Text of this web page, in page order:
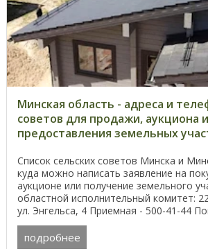
Минская область - адреса и
советов для продажи, аукциона и
предоставления земельных
Список сельских советов Минска и
куда можно написать заявление на
аукционе или получение земельного
областной исполнительный комитет:
ул. Энгельса, 4 Приемная - 500-41-44
подробнее